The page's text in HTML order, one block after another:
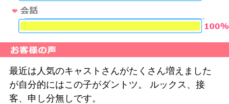
最近は人気のキャストさんがたくさん増えました
が自分的にはこの子がダントツ。 ルックス、接
客、申し分無しです。